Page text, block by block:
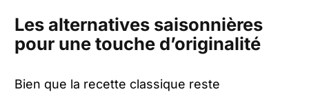
Les alternatives saisonnières
pour une touche d’originalité
Bien que la recette classique reste